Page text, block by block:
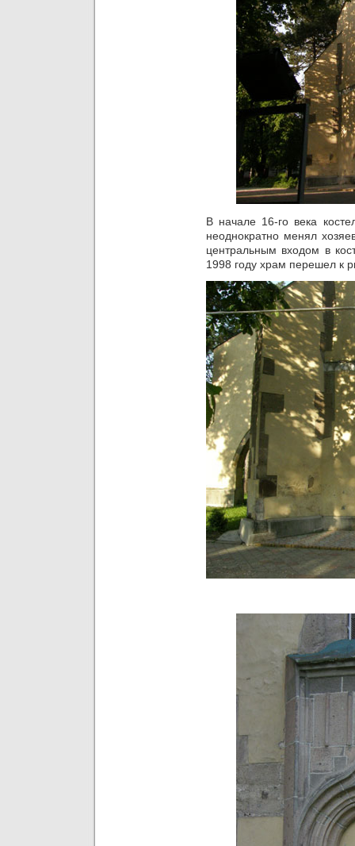
В начале 16-го века
неоднократно менял
центральным входом в
1998 году храм перешел к